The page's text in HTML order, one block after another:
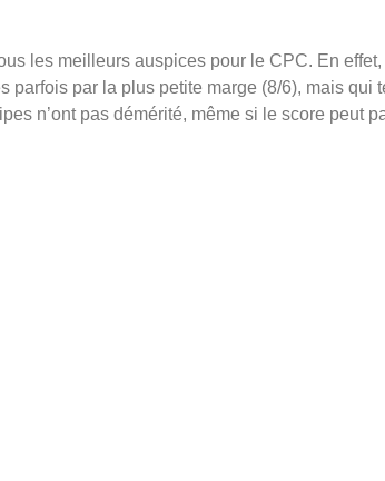
les meilleurs auspices pour le CPC. En
par la plus petite marge (8/6), mais qui
n’ont pas démérité, même si le score peut